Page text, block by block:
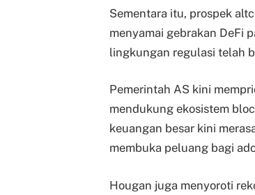
Sementara itu, prospek
menyamai gebrakan DeFi
lingkungan regulasi telah
Pemerintah AS kini
mendukung ekosistem
keuangan besar kini
membuka peluang bagi
Hougan juga menyoroti